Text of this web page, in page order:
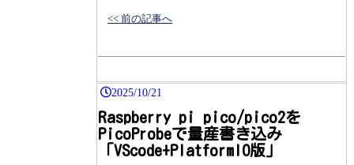
<< 前の記事へ
2025/10/21
Raspberry pi pico/pico2を
PicoProbeで量産書き込み
「VScode+PlatformIO版」